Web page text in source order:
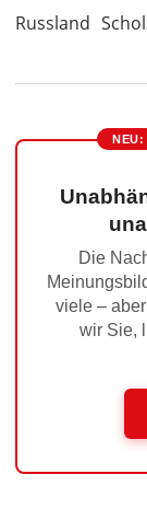
Russland
NEU:
Die
viele –
wir Sie,